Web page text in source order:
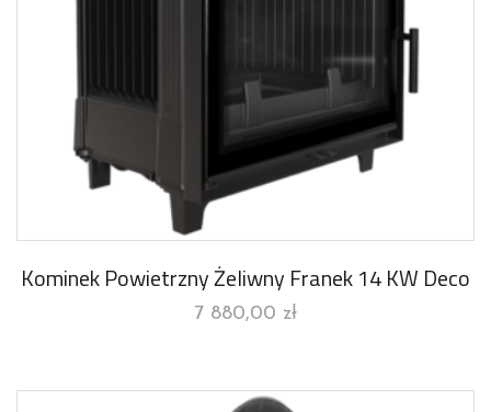
Kominek Powietrzny Żeliwny Franek 14 KW Deco
7 880,00 zł